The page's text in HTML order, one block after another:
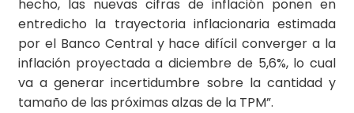
hecho, las nuevas cifras de inflación ponen en
entredicho la trayectoria inflacionaria estimada
por el Banco Central y hace difícil converger a la
inflación proyectada a diciembre de 5,6%, lo cual
va a generar incertidumbre sobre la cantidad y
tamaño de las próximas alzas de la TPM”.